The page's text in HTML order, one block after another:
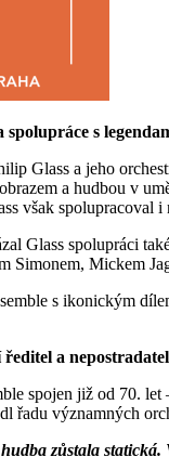
s
Glass a jeho
a hudbou v
však spolupracoval
Glass spolupráci
Simonem, Mickem
s ikonickým
a
spojen již od 70.
řadu významných
zůstala